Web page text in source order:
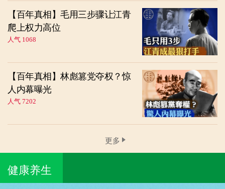
【百年真相】毛用三步骤让江青
爬上权力高位
人气 1068
【百年真相】林彪篡党夺权？惊
人内幕曝光
人气 7202
更多
健康养生